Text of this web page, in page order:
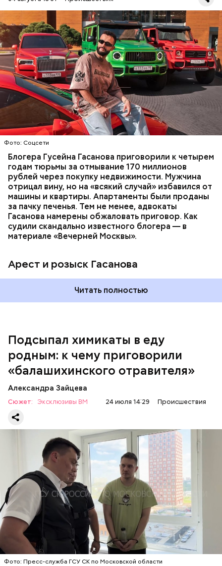
Фото: Соцсети
Блогера Гусейна Гасанова приговорили к четырем
годам тюрьмы за отмывание 170 миллионов
рублей через покупку недвижимости. Мужчина
отрицал вину, но на «всякий случай» избавился от
машины и квартиры. Апартаменты были проданы
за пачку печенья. Тем не менее, адвокаты
Гасанова намерены обжаловать приговор. Как
судили скандально известного блогера — в
материале «Вечерней Москвы».
Арест и розыск Гасанова
В мае 2025 года МВД РФ объявило в
международный розыскблогера Гусейна Гасанова.
В его отношении возбудили уголовное дело о
неуплате налогов и легализации преступных
доходов в особо крупном размере. В тот же день
мужчину заочно арестовали.
Фото: База розыска МВД РФ
Читать полностью
НАЛОГИ ПОИСК ЛЮДЕЙ ДЕНЬГИ
МВД
ГАСАН ГУСЕЙНОВ
Подсыпал химикаты в еду
родным: к чему приговорили
«балашихинского отравителя»
Александра Зайцева
Сюжет: Эксклюзивы ВМ 24 июля 14:29 Происшествия
Фото: Пресс-служба ГСУ СК по Московской области
Все началось в июне, когда двое супругов
обратились в местную больницу с жалобами на
плохое самочувствие. Врачи не смогли поставить
им точный диагноз, после чего анализы
потерпевших направили на экспертизу. В них
специалисты обнаружили сильнодействующий
химикат дихлорэтан, который не мог попасть в
организм супругов случайно. То же самое вещество
нашли в еде, изъятой из квартиры пострадавших.
Play
Video
Видео: пресс-служба ГСУ СК по Московской области
Началось расследование. В квартире потерпевших
Также отравленную пищу ела его младшая сестра.
Молодого человека задержали. На первом же
допросе он признался, что планировал отравить
только отчима. Тогда следователи посчитали, что
мотивом преступления была квартира родителей,
которая в случае их смерти перешла бы сыну. Но
спустя несколько дней Миссюра заявил, что ранее
уже травил других людей.
ОТРАВЛЕНИЯ БАЛАШИХА
РОДИТЕЛИ
СЛЕДСТВЕННЫЙ КОМИТЕТ
ЭКСПЕРТИЗЫ